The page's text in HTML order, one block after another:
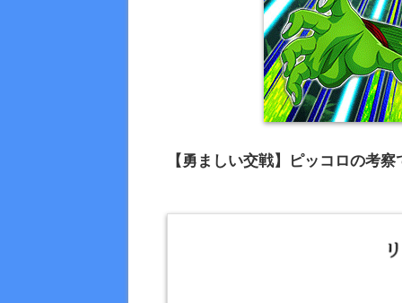
【勇ましい交戦】ピッコロの考察